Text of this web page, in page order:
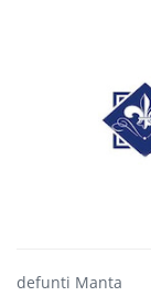
defunti Manta